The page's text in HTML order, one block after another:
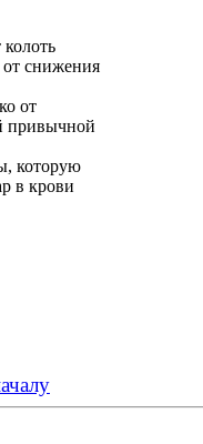
от снижения
от
привычной
которую
в крови